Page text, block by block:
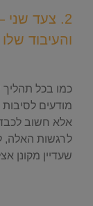
2. צעד
והעיבוד שלו
כמו בכל תהליך
מודעים
אלא חשוב
לרגשות האלה,
שעדיין מקונן